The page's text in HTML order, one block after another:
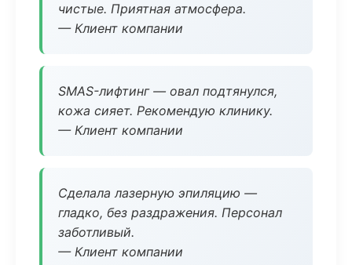
чистые. Приятная атмосфера.
— Клиент компании
SMAS-лифтинг — овал подтянулся,
кожа сияет. Рекомендую клинику.
— Клиент компании
Сделала лазерную эпиляцию —
гладко, без раздражения. Персонал
заботливый.
— Клиент компании